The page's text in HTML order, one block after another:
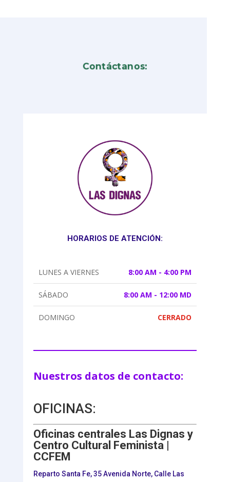
Contáctanos:
HORARIOS DE ATENCIÓN:
LUNES A VIERNES 8:00 AM - 4:00 PM
SÁBADO 8:00 AM - 12:00 MD
DOMINGO CERRADO
Nuestros datos de contacto:
OFICINAS:
Oficinas centrales Las Dignas y
Centro Cultural Feminista |
CCFEM
Reparto Santa Fe, 35 Avenida Norte, Calle Las